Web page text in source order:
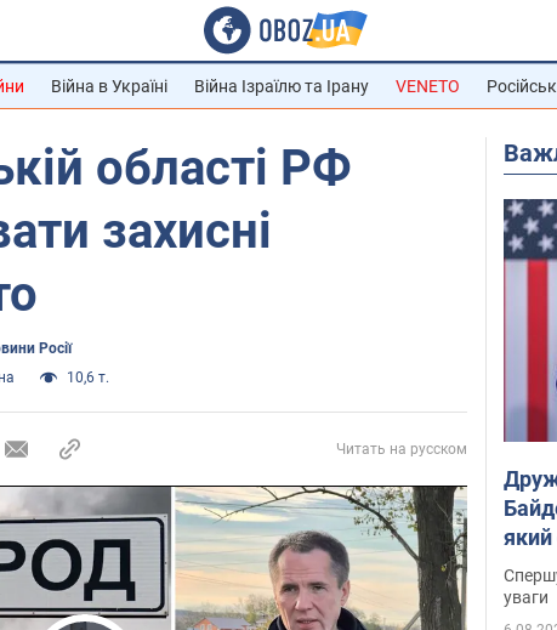
Війна в Україні Війна Ізраїлю та Ірану VENETO
області РФ
захисні
Росії
10,6 т.
Читать на русском
який
уваги